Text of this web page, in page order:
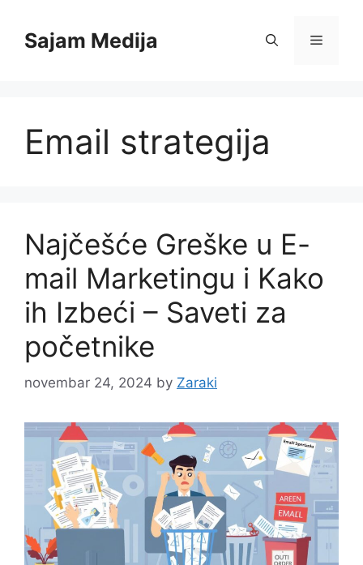
contentSajam Medija Menu
Email strategija
Najčešće Greške u E-
mail Marketingu i Kako
ih Izbeći – Saveti za
početnike
novembar 24, 2024 by Zaraki